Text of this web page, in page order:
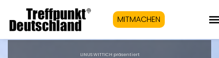
MITMACHEN
LINUS WITTICH präsentiert